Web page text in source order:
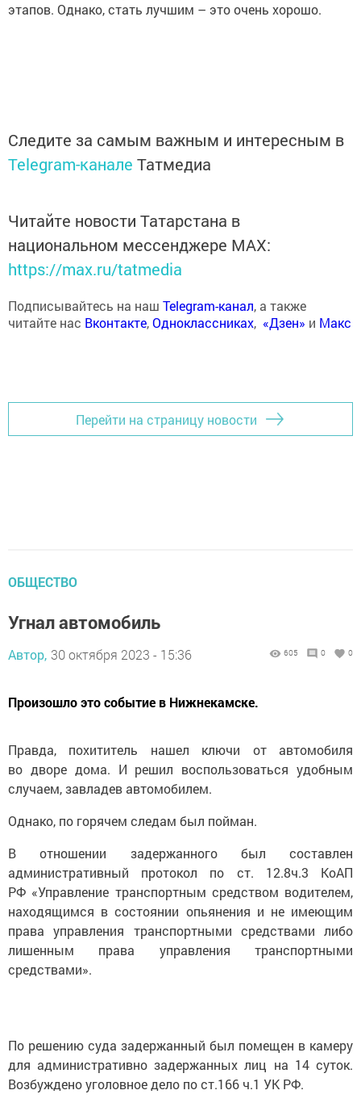
этапов. Однако, стать лучшим – это очень хорошо.
Следите за самым важным и интересным в
Telegram-канале Татмедиа
Читайте новости Татарстана в
национальном мессенджере MАХ:
https://max.ru/tatmedia
Подписывайтесь на наш Telegram-канал, а также
читайте нас Вконтакте,Одноклассниках, «Дзен» и Макс
Перейти на страницу новости
ОБЩЕСТВО
Угнал автомобиль
Автор, 30 октября 2023 - 15:36 605 0 0
Произошло это событие в Нижнекамске.
Правда, похититель нашел ключи от автомобиля
во дворе дома. И решил воспользоваться удобным
случаем, завладев автомобилем.
Однако, по горячем следам был пойман.
В отношении задержанного был составлен
административный протокол по ст. 12.8ч.3 КоАП
РФ «Управление транспортным средством водителем,
находящимся в состоянии опьянения и не имеющим
права управления транспортными средствами либо
лишенным права управления транспортными
средствами».
По решению суда задержанный был помещен в камеру
для административно задержанных лиц на 14 суток.
Возбуждено уголовное дело по ст.166 ч.1 УК РФ.